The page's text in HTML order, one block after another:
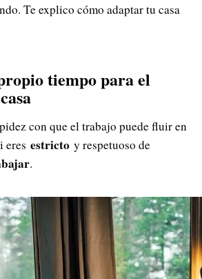
Te explico cómo adaptar tu casa
tiempo para el
con que el trabajo puede fluir en
eres estricto y respetuoso de
.